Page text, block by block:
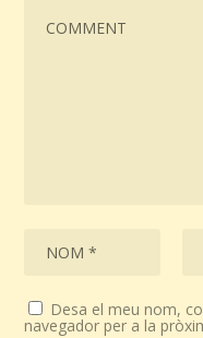
Desa el meu nom,
navegador per a la